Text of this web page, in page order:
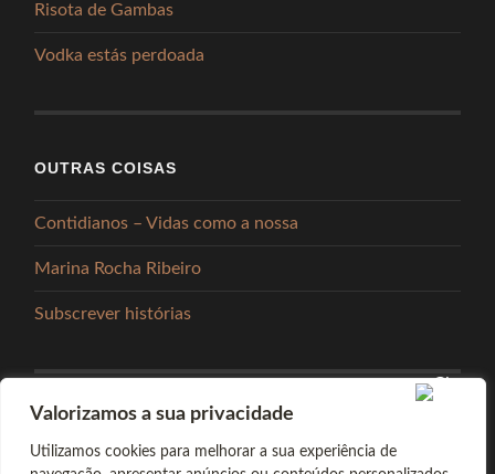
Valorizamos a sua privacidade
Utilizamos cookies para melhorar a sua experiência de
Risota de Gambas
Vodka estás perdoada
OUTRAS COISAS
Contidianos – Vidas como a nossa
Marina Rocha Ribeiro
Subscrever histórias